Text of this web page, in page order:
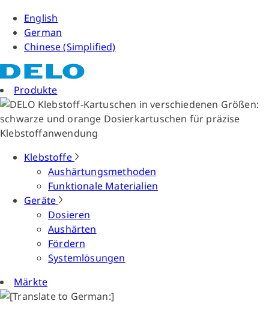
English
German
Chinese (Simplified)
Produkte
Klebstoffe
Aushärtungsmethoden
Funktionale Materialien
Geräte
Dosieren
Aushärten
Fördern
Systemlösungen
Märkte